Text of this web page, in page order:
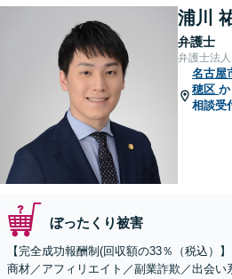
浦川
弁護士
弁護士法
名古屋
穂区 か
相談受
ぼったくり被害
【完全成功報酬制(回収額の33％（税込）
商材／アフィリエイト／副業詐欺／出会い